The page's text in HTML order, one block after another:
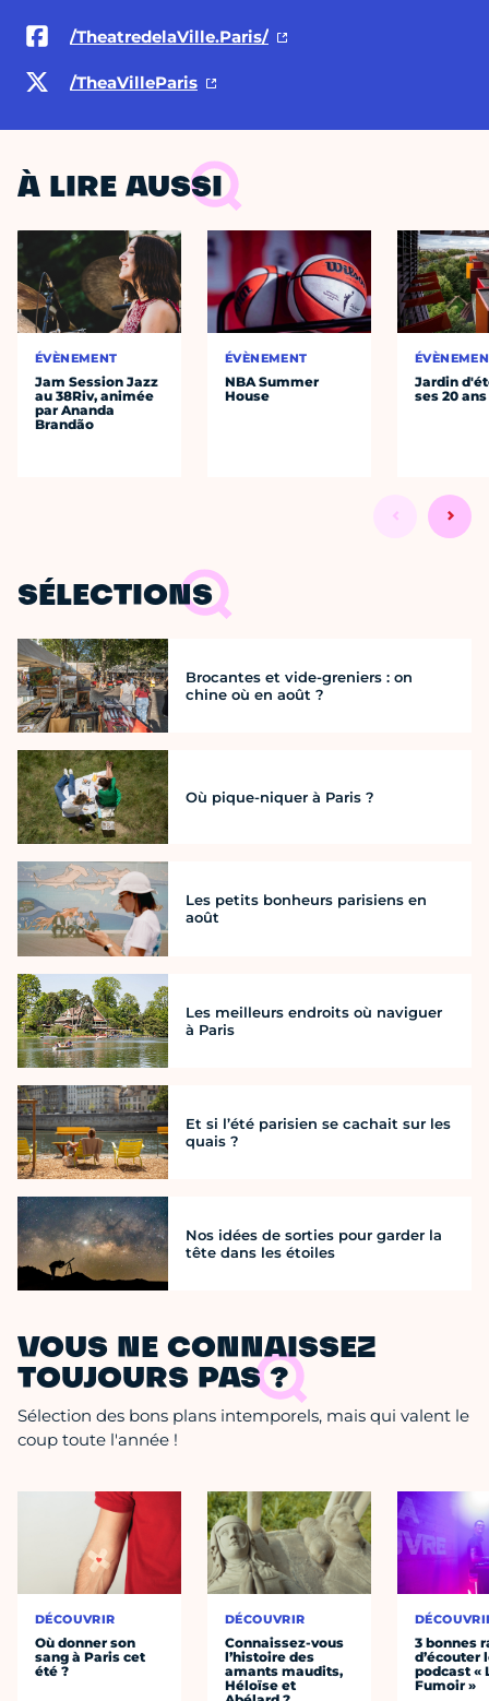
/TheatredelaVille.Paris/
/TheaVilleParis
À LIRE AUSSI
ÉVÈNEMENT
Jam Session Jazz
au 38Riv, animée
par Ananda
Brandão
ÉVÈNEMENT
NBA Summer
House
Jardin
ses 20 ans
SÉLECTIONS
Brocantes et vide-greniers : on
chine où en août ?
Où pique-niquer à Paris ?
Les petits bonheurs parisiens en
août
Les meilleurs endroits où naviguer
à Paris
Et si l’été parisien se cachait sur les
quais ?
Nos idées de sorties pour garder la
tête dans les étoiles
VOUS NE CONNAISSEZ
TOUJOURS PAS ?
Sélection des bons plans intemporels, mais qui valent le
coup toute l'année !
DÉCOUVRIR
Où donner son
sang à Paris cet
été ?
DÉCOUVRIR
Connaissez-vous
l’histoire des
amants maudits,
Héloïse et
3 bonnes
d’écouter
podcast «
Fumoir »